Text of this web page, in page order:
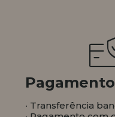
· Transferência